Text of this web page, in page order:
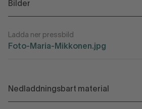
Bilder
Ladda ner pressbild
Foto-Maria-Mikkonen.jpg
Nedladdningsbart material